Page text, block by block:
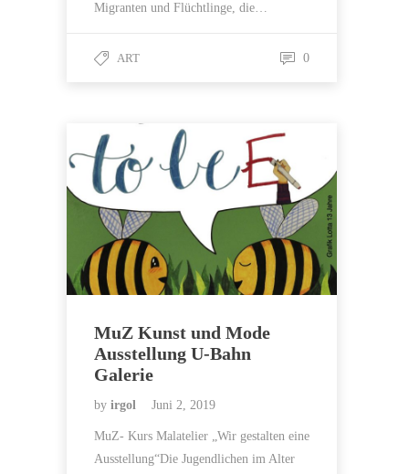
Migranten und Flüchtlinge, die…
ART 0
MuZ Kunst und Mode
Ausstellung U-Bahn
Galerie
by irgol Juni 2, 2019
MuZ- Kurs Malatelier „Wir gestalten eine
Ausstellung“Die Jugendlichen im Alter